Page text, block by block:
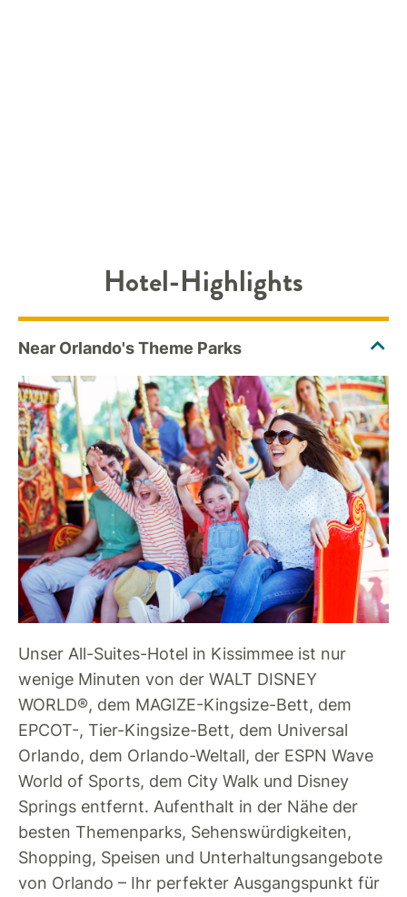
Hotel-Highlights
Unser All-Suites-Hotel in Kissimmee ist nur
wenige Minuten von der WALT DISNEY
WORLD®, dem MAGIZE-Kingsize-Bett, dem
EPCOT-, Tier-Kingsize-Bett, dem Universal
Orlando, dem Orlando-Weltall, der ESPN Wave
World of Sports, dem City Walk und Disney
Springs entfernt. Aufenthalt in der Nähe der
besten Themenparks, Sehenswürdigkeiten,
Shopping, Speisen und Unterhaltungsangebote
von Orlando – Ihr perfekter Ausgangspunkt für